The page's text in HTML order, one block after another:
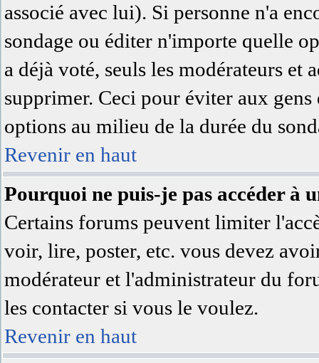
associé avec lui). Si personne n'a
sondage ou éditer n'importe quelle
a déjà voté, seuls les modérateurs
supprimer. Ceci pour éviter aux
options au milieu de la durée du
Revenir en haut
Pourquoi ne puis-je pas accéder à
Certains forums peuvent limiter
voir, lire, poster, etc. vous devez
modérateur et l'administrateur du
les contacter si vous le voulez.
Revenir en haut